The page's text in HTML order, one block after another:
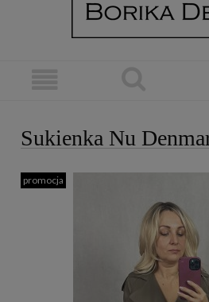
Sukienka Nu
promocja